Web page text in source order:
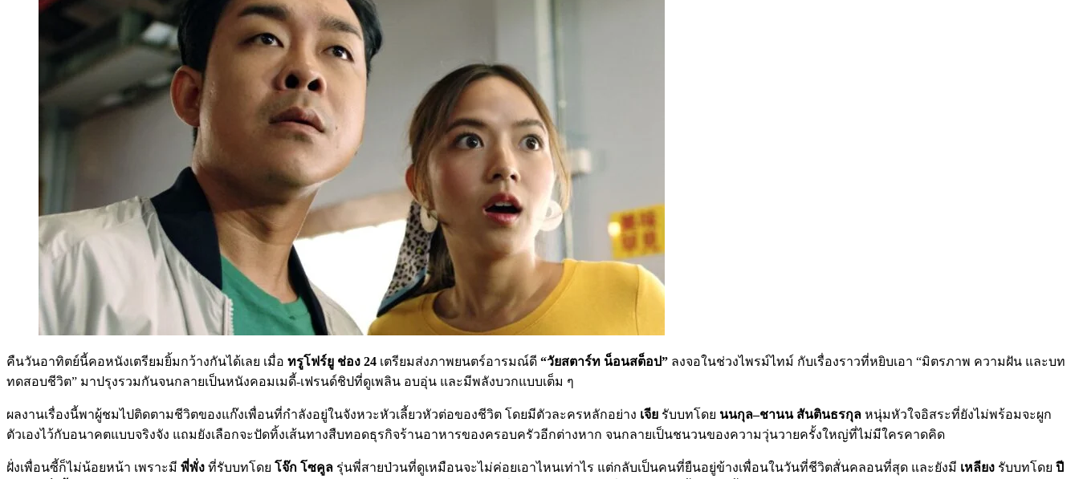
คืนวันอาทิตย์นี้คอหนังเตรียมยิ้มกว้างกันได้เลย เมื่อ ทรูโฟร์ยู ช่อง 24 เตรียมส่งภาพยนตร์อารมณ์ดี “วัยสตาร์ท น็อนสต็อป” ลงจอในช่วงไพรม์ไทม์ กับเรื่องราวที่หยิบเอา “มิตรภาพ ความฝัน และบท
ทดสอบชีวิต” มาปรุงรวมกันจนกลายเป็นหนังคอมเมดี้-เฟรนด์ชิปที่ดูเพลิน อบอุ่น และมีพลังบวกแบบเต็ม ๆ
ผลงานเรื่องนี้พาผู้ชมไปติดตามชีวิตของแก๊งเพื่อนที่กำลังอยู่ในจังหวะหัวเลี้ยวหัวต่อของชีวิต โดยมีตัวละครหลักอย่าง เจีย รับบทโดย นนกุล–ชานน สันตินธรกุล หนุ่มหัวใจอิสระที่ยังไม่พร้อมจะผูก
ตัวเองไว้กับอนาคตแบบจริงจัง แถมยังเลือกจะปัดทิ้งเส้นทางสืบทอดธุรกิจร้านอาหารของครอบครัวอีกต่างหาก จนกลายเป็นชนวนของความวุ่นวายครั้งใหญ่ที่ไม่มีใครคาดคิด
ฝั่งเพื่อนซี้ก็ไม่น้อยหน้า เพราะมี พี่พั่ง ที่รับบทโดย โจ๊ก โซคูล รุ่นพี่สายป่วนที่ดูเหมือนจะไม่ค่อยเอาไหนเท่าไร แต่กลับเป็นคนที่ยืนอยู่ข้างเพื่อนในวันที่ชีวิตสั่นคลอนที่สุด และยังมี เหลียง รับบทโดย ปี